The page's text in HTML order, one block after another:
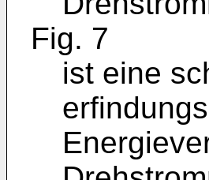
Fig. 7
ist eine